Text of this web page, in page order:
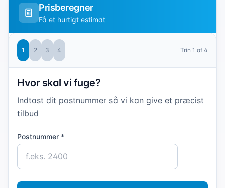
Prisberegner
Få et hurtigt estimat
1 2 3 4 Trin 1 af 4
Hvor skal vi fuge?
Indtast dit postnummer så vi kan give et præcist
tilbud
Postnummer *